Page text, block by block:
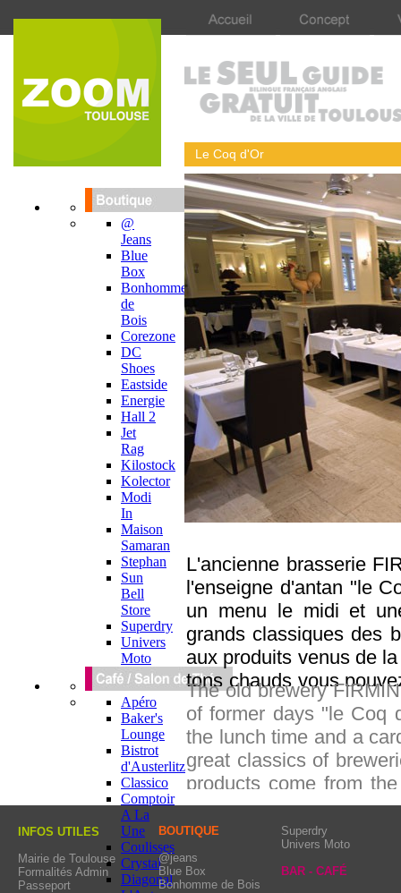
The old brewery
of former days "le Coq
the lunch time and a
great classics of
products come from
hot tones you can
Some fish was
seafood platter,
crossing, take
L'ancienne brasserie
l'enseigne d'antan "le
un menu le midi et
grands classiques des
aux produits venus de
tons chauds vous
matière. Du poisson
plateau de fruits de
que passer, profitez de
Le Coq d'Or
@
Jeans
Blue
Box
Bonhomme
de
Bois
Corezone
DC
Shoes
Eastside
Energie
Hall 2
Jet
Rag
Kilostock
Kolector
Modi
In
Maison
Samaran
Stephan
Sun
Bell
Store
Superdry
Univers
Moto
Apéro
Baker's
Lounge
Bistrot
d'Austerlitz
Classico
Comptoir
A La
Une
Coulisses
Crystal
Diagonal
INFOS UTILES
Mairie de Toulouse
Formalités Admin
Passeport
Superdry
Univers Moto
BAR - CAFÉ
BOUTIQUE
@jeans
Blue Box
Bonhomme de Bois